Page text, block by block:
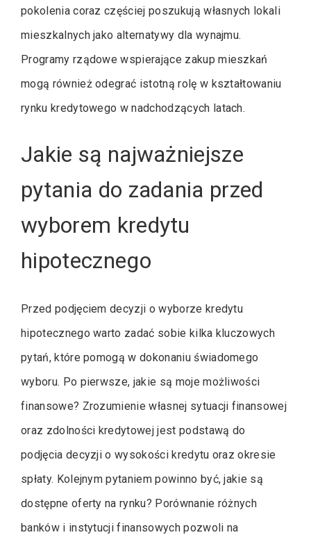
pokolenia coraz częściej poszukują własnych lokali
mieszkalnych jako alternatywy dla wynajmu.
Programy rządowe wspierające zakup mieszkań
mogą również odegrać istotną rolę w kształtowaniu
rynku kredytowego w nadchodzących latach.
Jakie są najważniejsze
pytania do zadania przed
wyborem kredytu
hipotecznego
Przed podjęciem decyzji o wyborze kredytu
hipotecznego warto zadać sobie kilka kluczowych
pytań, które pomogą w dokonaniu świadomego
wyboru. Po pierwsze, jakie są moje możliwości
finansowe? Zrozumienie własnej sytuacji finansowej
oraz zdolności kredytowej jest podstawą do
podjęcia decyzji o wysokości kredytu oraz okresie
spłaty. Kolejnym pytaniem powinno być, jakie są
dostępne oferty na rynku? Porównanie różnych
banków i instytucji finansowych pozwoli na